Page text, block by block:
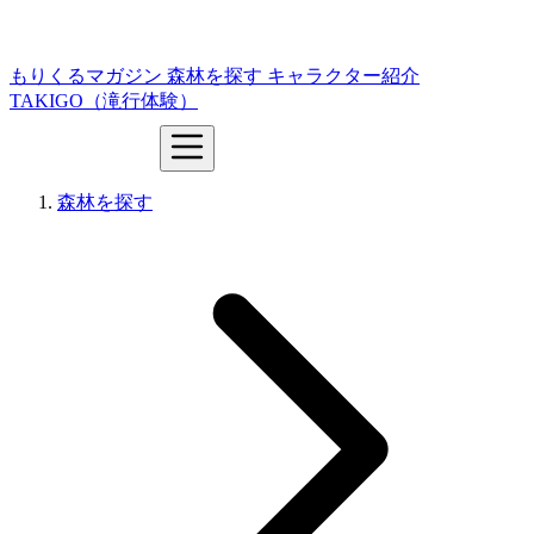
もりくるマガジン 森林を探す キャラクター紹介
TAKIGO（滝行体験）
森林を探す